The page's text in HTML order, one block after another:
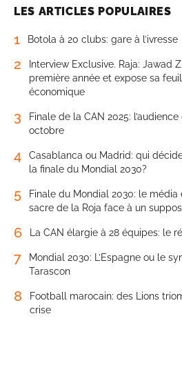
LES ARTICLES POPULAIRES
1 Botola à 20 clubs: gare à l’ivresse
2
Interview Exclusive. Raja: Jawad
première année et expose sa
économique
3
Finale de la CAN 2025:
octobre
4
Casablanca ou Madrid: qui
la finale du Mondial 2030?
5
Finale du Mondial 2030: le
sacre de la Roja face à un
6 La CAN élargie à 28 équipes: le
7
Mondial 2030: L’Espagne ou le
Tarascon
8
Football marocain: des Lions
crise